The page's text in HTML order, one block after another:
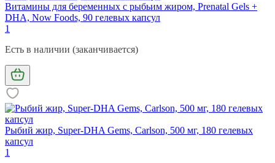
Витамины для беременных с рыбьим жиром, Prenatal Gels +
DHA, Now Foods, 90 гелевых капсул
1
Есть в наличии (заканчивается)
Рыбий жир, Super-DHA Gems, Carlson, 500 мг, 180 гелевых
капсул
1